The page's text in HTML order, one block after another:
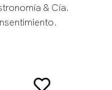
& Cía.